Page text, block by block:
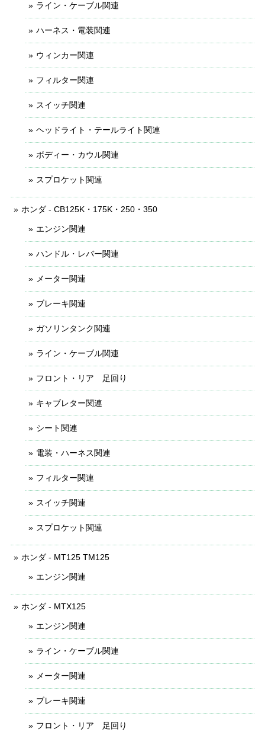
ライン・ケーブル関連
ハーネス・電装関連
ウィンカー関連
フィルター関連
スイッチ関連
ヘッドライト・テールライト関連
ボディー・カウル関連
スプロケット関連
ホンダ - CB125K・175K・250・350
エンジン関連
ハンドル・レバー関連
メーター関連
ブレーキ関連
ガソリンタンク関連
ライン・ケーブル関連
フロント・リア 足回り
キャブレター関連
シート関連
電装・ハーネス関連
フィルター関連
スイッチ関連
スプロケット関連
ホンダ - MT125 TM125
エンジン関連
ホンダ - MTX125
エンジン関連
ライン・ケーブル関連
メーター関連
ブレーキ関連
フロント・リア 足回り